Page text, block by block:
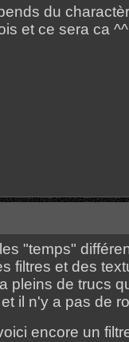
du
et ce sera ca ^^
"temps"
filtres et des
pleins de trucs
il n'y a pas de
encore un